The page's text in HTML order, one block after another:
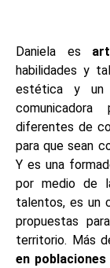
Daniela es
habilidades y
estética y un
diferentes de
para que sean
Y es una
por medio de
talentos, es un
propuestas
territorio. Más
en